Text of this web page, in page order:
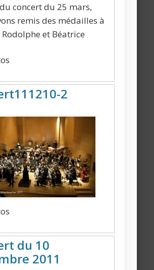
concert du 25 mars,
remis des médailles à
Rodolphe et Béatrice
2
du 10
2011